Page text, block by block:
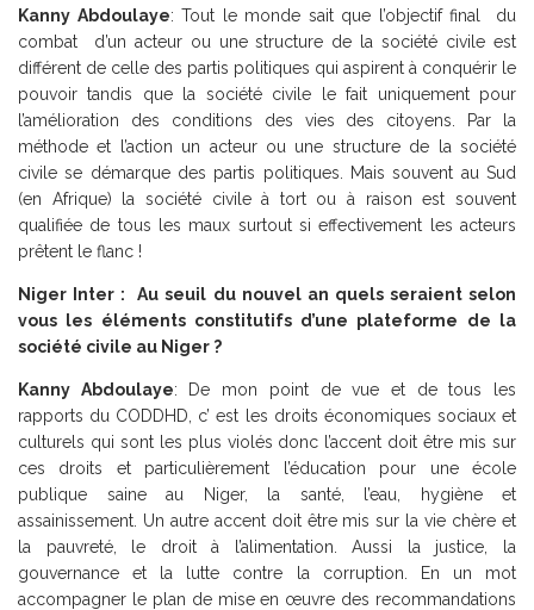
Kanny Abdoulaye: Tout le monde sait que l’objectif final du
combat d’un acteur ou une structure de la société civile est
différent de celle des partis politiques qui aspirent à conquérir le
pouvoir tandis que la société civile le fait uniquement pour
l’amélioration des conditions des vies des citoyens. Par la
méthode et l’action un acteur ou une structure de la société
civile se démarque des partis politiques. Mais souvent au Sud
(en Afrique) la société civile à tort ou à raison est souvent
qualifiée de tous les maux surtout si effectivement les acteurs
prêtent le flanc !
Niger Inter : Au seuil du nouvel an quels seraient selon
vous les éléments constitutifs d’une plateforme de la
société civile au Niger ?
Kanny Abdoulaye: De mon point de vue et de tous les
rapports du CODDHD, c’ est les droits économiques sociaux et
culturels qui sont les plus violés donc l’accent doit être mis sur
ces droits et particulièrement l’éducation pour une école
publique saine au Niger, la santé, l’eau, hygiène et
assainissement. Un autre accent doit être mis sur la vie chère et
la pauvreté, le droit à l’alimentation. Aussi la justice, la
gouvernance et la lutte contre la corruption. En un mot
accompagner le plan de mise en œuvre des recommandations